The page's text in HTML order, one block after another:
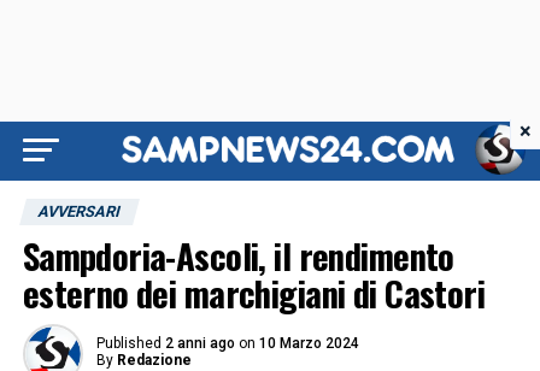
AVVERSARI
Sampdoria-Ascoli, il rendimento
esterno dei marchigiani di Castori
Published 2 anni ago on 10 Marzo 2024
By Redazione
×